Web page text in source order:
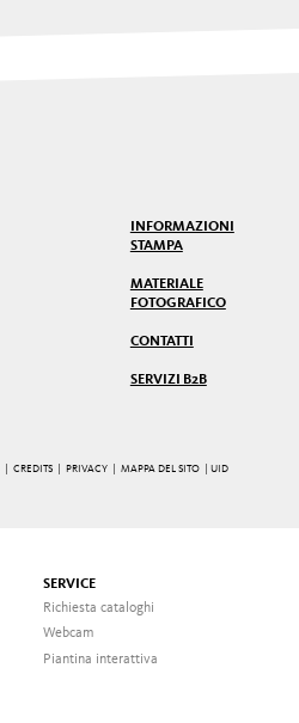
INFORMAZIONI
STAMPA
MATERIALE
FOTOGRAFICO
CONTATTI
SERVIZI B2B
|CREDITS PRIVACY |MAPPA DEL SITO
| UID
SERVICE
Richiesta cataloghi
Webcam
Piantina interattiva